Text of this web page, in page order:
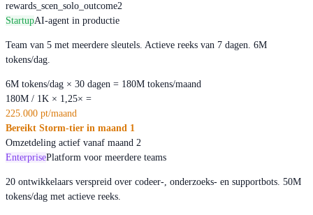
rewards_scen_solo_outcome2
StartupAI-agent in productie
Team van 5 met meerdere sleutels. Actieve reeks van 7 dagen. 6M
tokens/dag.
6M tokens/dag × 30 dagen = 180M tokens/maand
180M / 1K × 1,25× =
225.000 pt/maand
Bereikt Storm-tier in maand 1
Omzetdeling actief vanaf maand 2
EnterprisePlatform voor meerdere teams
20 ontwikkelaars verspreid over codeer-, onderzoeks- en supportbots. 50M
tokens/dag met actieve reeks.